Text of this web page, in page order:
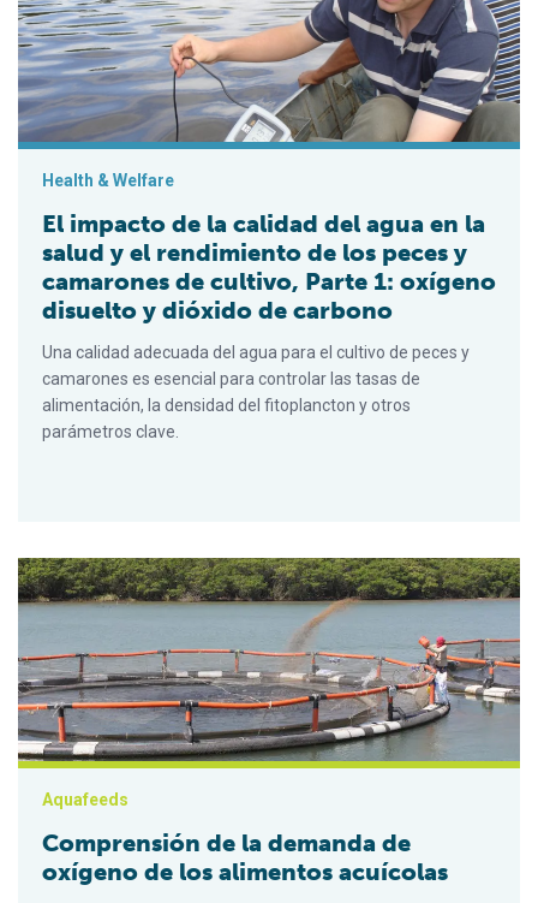
Health & Welfare
El impacto de la calidad del agua en la
salud y el rendimiento de los peces y
camarones de cultivo, Parte 1: oxígeno
disuelto y dióxido de carbono
Una calidad adecuada del agua para el cultivo de peces y
camarones es esencial para controlar las tasas de
alimentación, la densidad del fitoplancton y otros
parámetros clave.
Comprensión de la demanda de oxígeno de los alimentos
Aquafeeds
Comprensión de la demanda de
oxígeno de los alimentos acuícolas